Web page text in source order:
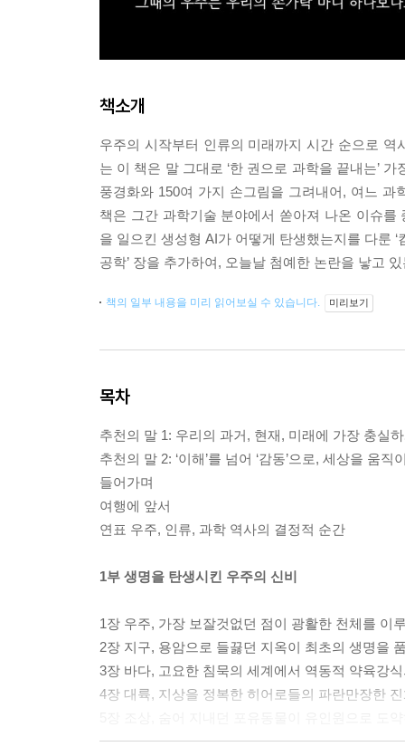
책소개
우주의 시작부터 인류의 미래까지 시간 순으로
는 이 책은 말 그대로 ‘한 권으로 과학을 끝내는’
풍경화와 150여 가지 손그림을 그려내어, 여느
책은 그간 과학기술 분야에서 쏟아져 나온 이슈
을 일으킨 생성형 AI가 어떻게 탄생했는지를 다룬
공학’ 장을 추가하여, 오늘날 첨예한 논란을 낳고
책의 일부 내용을 미리 읽어보실 수 있습니다. 미리보기
목차
추천의 말 1: 우리의 과거, 현재, 미래에 가장 충실
추천의 말 2: ‘이해’를 넘어 ‘감동’으로, 세상을 움직
들어가며
여행에 앞서
연표 우주, 인류, 과학 역사의 결정적 순간
1부 생명을 탄생시킨 우주의 신비
1장 우주, 가장 보잘것없던 점이 광활한 천체를 이
2장 지구, 용암으로 들끓던 지옥이 최초의 생명을
3장 바다, 고요한 침묵의 세계에서 역동적 약육강
4장 대륙, 지상을 정복한 히어로들의 파란만장한